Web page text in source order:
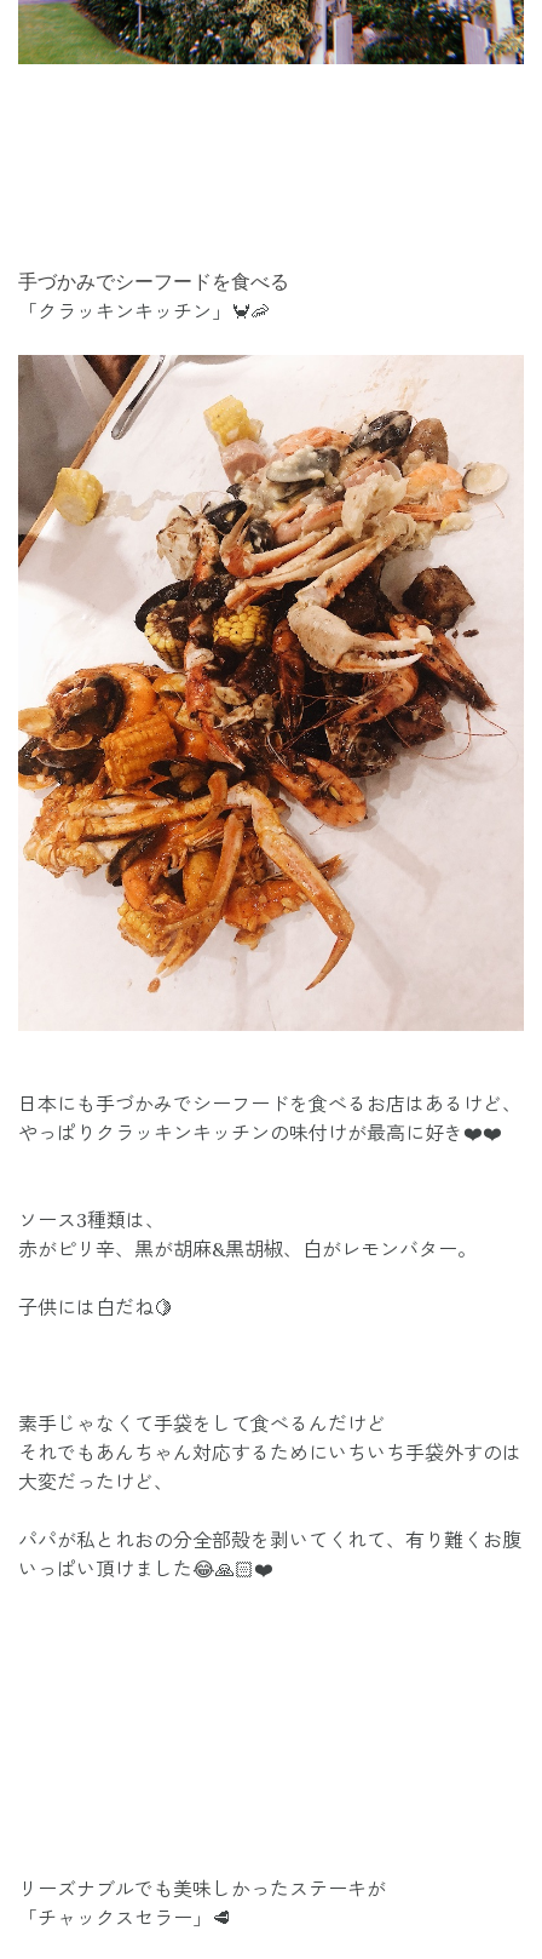
手づかみでシーフードを食べる
「クラッキンキッチン」🦀🦐
日本にも手づかみでシーフードを食べるお店はあるけど、
やっぱりクラッキンキッチンの味付けが最高に好き❤️❤️
ソース3種類は、
赤がピリ辛、黒が胡麻&黒胡椒、白がレモンバター。
子供には白だね🍋
素手じゃなくて手袋をして食べるんだけど
それでもあんちゃん対応するためにいちいち手袋外すのは
大変だったけど、
パパが私とれおの分全部殻を剥いてくれて、有り難くお腹
いっぱい頂けました😂🙏🏻❤️
リーズナブルでも美味しかったステーキが
「チャックスセラー」🥩